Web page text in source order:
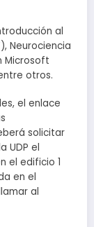
al
Neurociencia
Microsoft
otros.
el enlace
solicitar
UDP el
el edificio 1
en el
al